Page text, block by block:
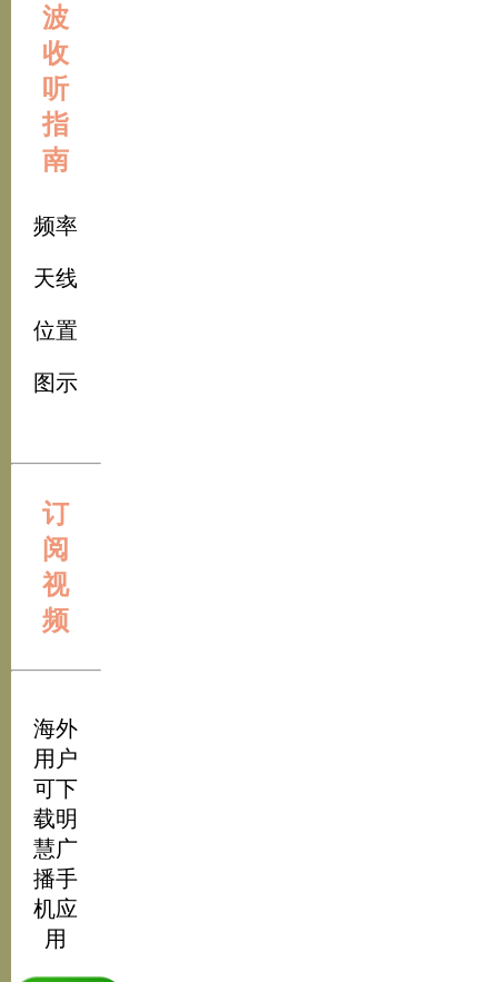
波
收
听
指
南
频率
天线
位置
图示
订
阅
视
频
海外
用户
可下
载明
慧广
播手
机应
用